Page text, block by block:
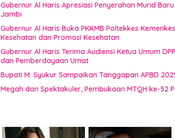
Gubernur Al Haris Apresiasi Penyerahan Murid
Jambi
Gubernur Al Haris Buka PKKMB Poltekkes
Kesehatan dan Promosi Kesehatan
Gubernur Al Haris Terima Audiensi Ketua Umum
dan Pemberdayaan Umat
Bupati M. Syukur Sampaikan Tanggapan APBD
Megah dan Spektakuler, Pembukaan MTQH ke-52